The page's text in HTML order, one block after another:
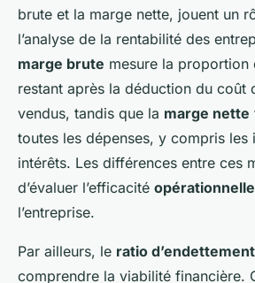
brute et la marge nette, jouent un
l’analyse de la rentabilité des
marge brute mesure la proportion
restant après la déduction du coût
vendus, tandis que la marge nette
toutes les dépenses, y compris les
intérêts. Les différences entre ces
d’évaluer l’efficacité opérationnelle
l’entreprise.
Par ailleurs, le ratio d’endettement
comprendre la viabilité financière.